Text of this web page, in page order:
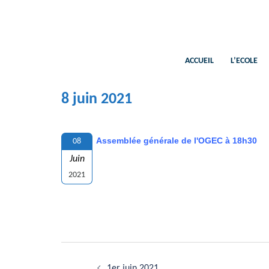
ACCUEIL L’ECOLE
8 juin 2021
08
Juin
2021
Assemblée générale de l'OGEC à 18h30